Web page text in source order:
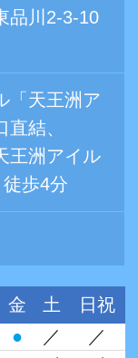
品川2-3-10
「天王洲ア
結、
王洲アイル
歩4分
金 土 日祝
● ／ ／